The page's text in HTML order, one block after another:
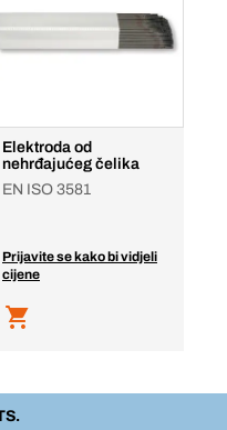
Elektroda od
nehrđajućeg čelika
EN ISO 3581
Prijavite se kako bi vidjeli
cijene